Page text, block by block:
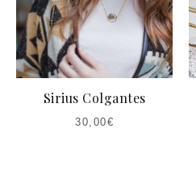
Sirius Colgantes
30,00€